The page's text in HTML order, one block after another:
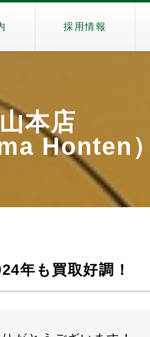
採用情報
本店
Honten）
年も買取好調！